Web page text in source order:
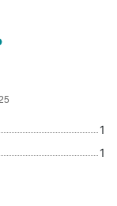
1
1